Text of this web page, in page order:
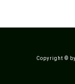
Copyright ©